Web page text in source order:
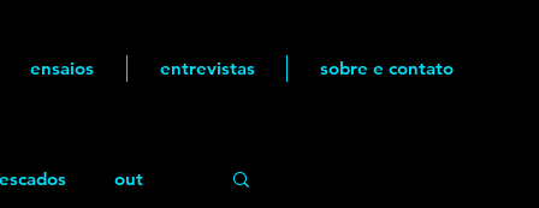
ensaios entrevistas sobre e contato
out